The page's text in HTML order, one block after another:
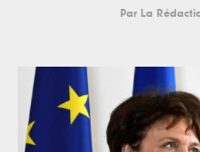
Par La